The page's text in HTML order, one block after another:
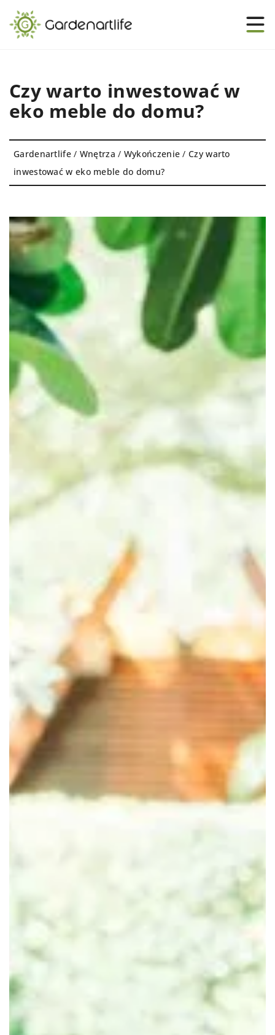
Czy warto inwestować w
eko meble do domu?
Gardenartlife/ Wnętrza / Wykończenie /Czy warto
inwestować w eko meble do domu?